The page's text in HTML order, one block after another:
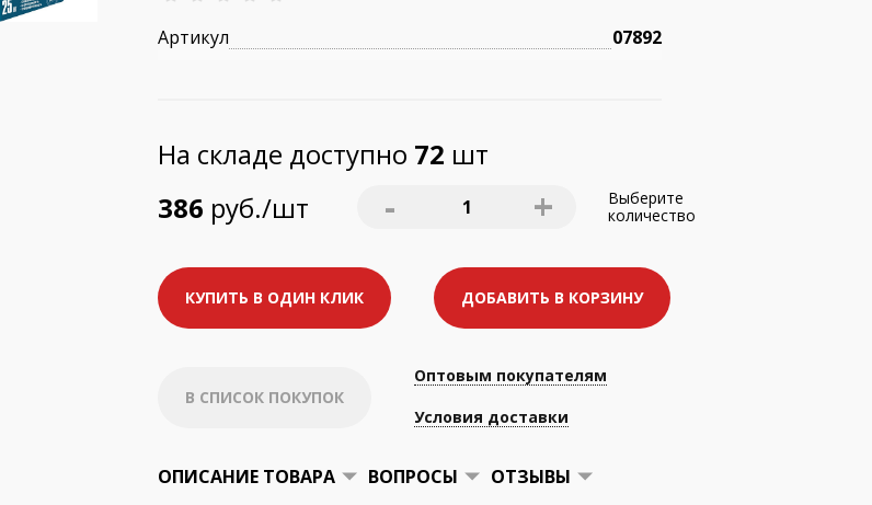
Артикул 07892
На складе доступно 72 шт
386 руб./шт - 1 +
Выберите
количество
КУПИТЬ В ОДИН КЛИК ДОБАВИТЬ В КОРЗИНУ
В СПИСОК ПОКУПОК
Оптовым покупателям
Условия доставки
ОПИСАНИЕ ТОВАРА ВОПРОСЫ ОТЗЫВЫ